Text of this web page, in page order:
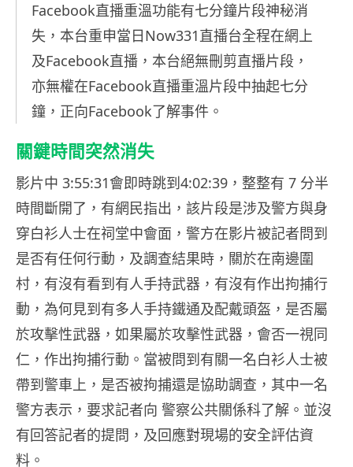
Facebook直播重溫功能有七分鐘片段神秘消
失，本台重申當日Now331直播台全程在網上
及Facebook直播，本台絕無刪剪直播片段，
亦無權在Facebook直播重溫片段中抽起七分
鐘，正向Facebook了解事件。
關鍵時間突然消失
影片中 3:55:31會即時跳到4:02:39，整整有 7 分半
時間斷開了，有網民指出，該片段是涉及警方與身
穿白衫人士在祠堂中會面，警方在影片被記者問到
是否有任何行動，及調查結果時，關於在南邊圍
村，有沒有看到有人手持武器，有沒有作出拘捕行
動，為何見到有多人手持鐵通及配戴頭盔，是否屬
於攻擊性武器，如果屬於攻擊性武器，會否一視同
仁，作出拘捕行動。當被問到有關一名白衫人士被
帶到警車上，是否被拘捕還是協助調查，其中一名
警方表示，要求記者向 警察公共關係科了解。並沒
有回答記者的提問，及回應對現場的安全評估資
料。